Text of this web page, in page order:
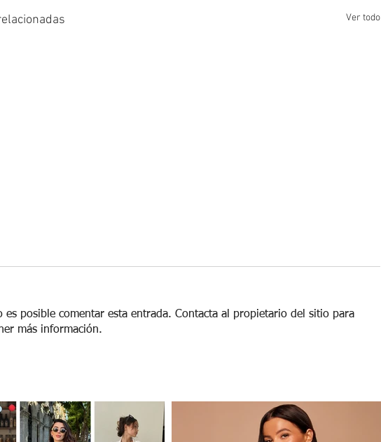
Ver todo
es posible comentar esta entrada. Contacta al propietario del sitio para
más información.